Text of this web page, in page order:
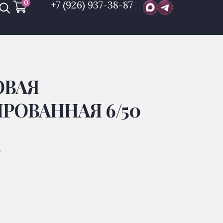
0 +7 (926) 937-38-87
6/50